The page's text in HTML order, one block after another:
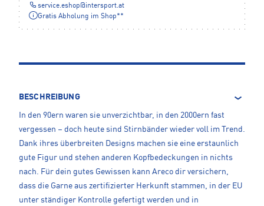
service.eshop@intersport.at
Gratis Abholung im Shop**
BESCHREIBUNG
In den 90ern waren sie unverzichtbar, in den 2000ern fast
vergessen – doch heute sind Stirnbänder wieder voll im Trend.
Dank ihres überbreiten Designs machen sie eine erstaunlich
gute Figur und stehen anderen Kopfbedeckungen in nichts
nach. Für dein gutes Gewissen kann Areco dir versichern,
dass die Garne aus zertifizierter Herkunft stammen, in der EU
unter ständiger Kontrolle gefertigt werden und in